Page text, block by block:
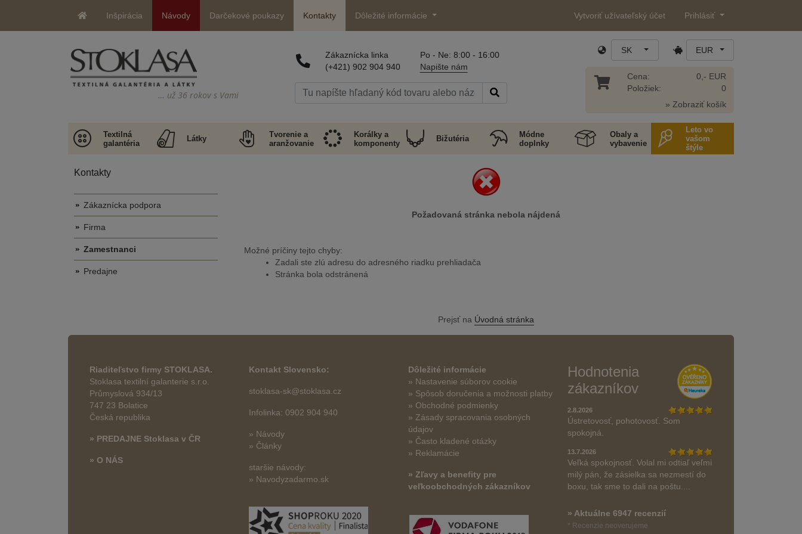
Inšpirácia Návody Darčekové poukazy Kontakty Dôležité informácie Vytvoriť užívateľský účet Prihlásiť
… už 36 rokov s Vami
Zákaznícka linka
(+421) 902 904 940
Po - Ne: 8:00 - 16:00
Napište nám
SK EUR
Cena:
Položiek:
0,- EUR
0
» Zobraziť košík
Textilná
galantéria
Látky
Tvorenie a
aranžovanie
Korálky a
komponenty
Bižutéria
Módne
doplnky
Obaly a
vybavenie
Leto vo
vašom
štýle
Kontakty
Zákaznícka podpora
Firma
Zamestnanci
Predajne
Požadovaná stránka nebola nájdená
Možné príčiny tejto chyby:
Zadali ste zlú adresu do adresného riadku prehliadača
Stránka bola odstránená
Prejsť na Úvodná stránka
Riaditeľstvo firmy STOKLASA.
Stoklasa textilní galanterie s.r.o.
Průmyslová 934/13
747 23 Bolatice
Česká republika
» PREDAJNE Stoklasa v ČR
» O NÁS
Kontakt Slovensko:
stoklasa-sk@stoklasa.cz
Infolinka: 0902 904 940
» Návody
» Články
staršie návody:
» Navodyzadarmo.sk
Dôležité informácie
» Nastavenie súborov cookie
» Spôsob doručenia a možnosti platby
» Obchodné podmienky
» Zásady spracovania osobných
údajov
» Často kladené otázky
» Reklamácie
» Zľavy a benefity pre
veľkoobchodných zákazníkov
Hodnotenia
zákazníkov
2.8.2026
Ústretovosť, pohotovosť. Som
spokojná.
13.7.2026
Veľká spokojnosť. Volal mi odtiaľ veľmi
milý pán, že zásielka sa nezmestí do
boxu, tak sme to dali na poštu....
» Aktuálne 6947 recenzií
* Recenzie neoverujeme